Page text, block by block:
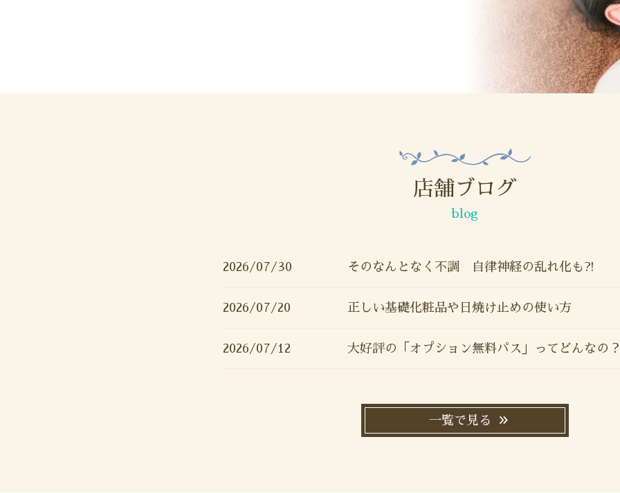
店舗ブログ
blog
2026/07/30 そのなんとなく不調 自律神経の乱れ化も⁈
2026/07/20 正しい基礎化粧品や日焼け止めの使い方
2026/07/12 大好評の「オプション無料パス」ってどんなの
一覧で見る